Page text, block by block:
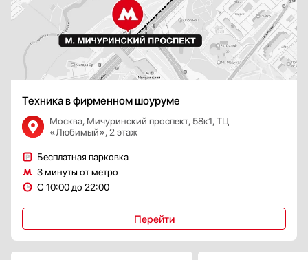
Техника в фирменном шоуруме
Москва, Мичуринский проспект, 58к1, ТЦ
«Любимый», 2 этаж
Бесплатная парковка
3 минуты от метро
С 10:00 до 22:00
Перейти